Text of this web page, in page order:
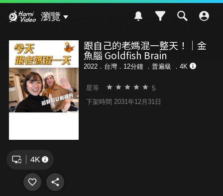
瀏覽
跟自己的老媽混一整天！｜金
魚腦 Goldfish Brain
2022．台灣．12分鐘 ． 普遍級 ．4K
星等 5
下架時間 2031年12月31日